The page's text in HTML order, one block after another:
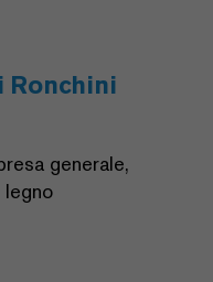
Ronchini
generale,
legno